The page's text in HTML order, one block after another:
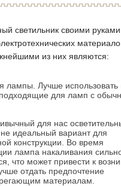
светильник своими
из них являются:
лампы. Лучше использовать
для ламп с
для нас
идеальный вариант для
конструкции. Во время
лампа накаливания
что может привести к
отдать предпочтение
материалам.